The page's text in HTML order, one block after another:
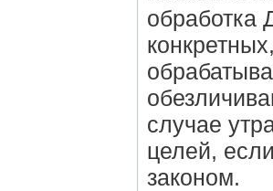
обработка
случае
целей,
законом.